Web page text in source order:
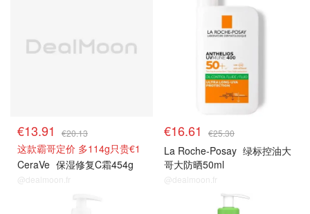
€13.91 €20.13
这款霸哥定价 多114g只贵€1
CeraVe 保湿修复C霜454g
@dealmoon.fr
€16.61 €25.30
La Roche-Posay 绿标控油大
哥大防晒50ml
@dealmoon.fr